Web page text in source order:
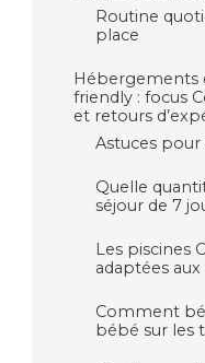
Routine
place
Hébergements
friendly : focus
et retours
Astuces pour
Quelle
séjour de 7
Les piscines
adaptées
Comment
bébé sur les